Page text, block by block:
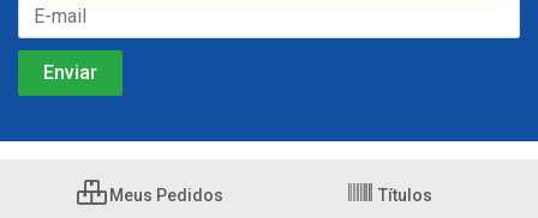
Meus Pedidos Títulos